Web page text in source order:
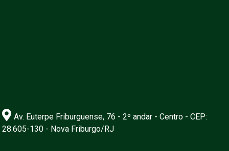
Av. Euterpe Friburguense, 76 - 2º andar - Centro - CEP:
28.605-130 - Nova Friburgo/RJ